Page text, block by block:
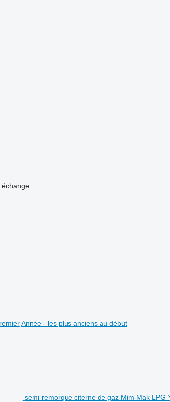
échange
Année - les plus anciens au début
semi-remorque citerne de gaz Mim-Mak LPG